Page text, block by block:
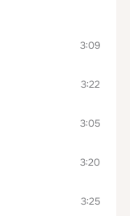
3:09
3:22
3:05
3:20
3:25